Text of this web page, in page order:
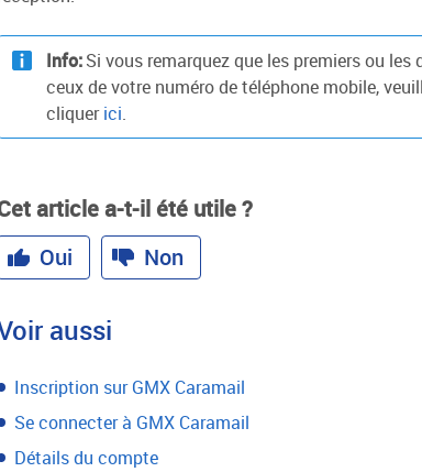
Info:Si vous remarquez que les premiers ou
ceux de votre numéro de téléphone mobile,
cliquerici.
article a-t-il été utile ?
Oui
Non
aussi
Inscription sur GMX Caramail
Se connecter à GMX Caramail
Détails du compte